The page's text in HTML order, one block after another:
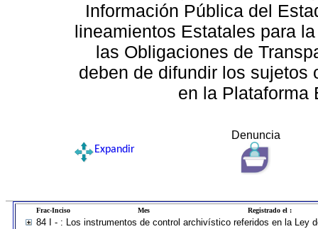
Información Pública del
lineamientos Estatales para
las Obligaciones de
deben de difundir los sujetos
en la Plataforma
Denuncia
Expandir
Frac-Inciso Mes Registrado el :
84 I - : Los instrumentos de control archivístico referidos en la Ley